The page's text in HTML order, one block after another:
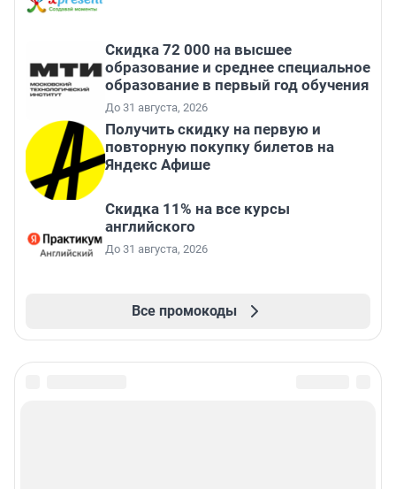
Скидка 72 000 на высшее
образование и среднее специальное
образование в первый год обучения
До 31 августа, 2026
Получить скидку на первую и
повторную покупку билетов на
Яндекс Афише
Скидка 11% на все курсы
английского
До 31 августа, 2026
Все промокоды